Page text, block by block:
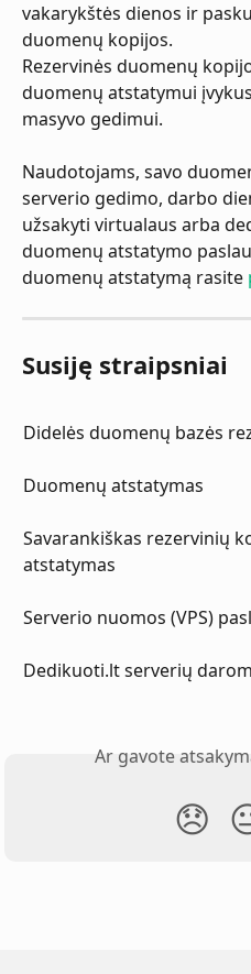
vakarykštės dienos ir
duomenų kopijos.
Rezervinės duomenų
duomenų atstatymui
masyvo gedimui.
Naudotojams, savo
serverio gedimo, darbo
užsakyti virtualaus arba
duomenų atstatymo
duomenų atstatymą rasite
Susiję straipsniai
Didelės duomenų bazės
Duomenų atstatymas
Savarankiškas rezervinių
atstatymas
Serverio nuomos (VPS)
Dedikuoti.lt serverių
Ar gavote
😞